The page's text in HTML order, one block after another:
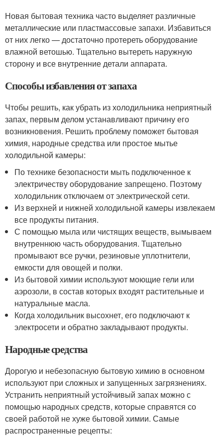
Новая бытовая техника часто выделяет различные
металлические или пластмассовые запахи. Избавиться
от них легко — достаточно протереть оборудование
влажной ветошью. Тщательно вытереть наружную
сторону и все внутренние детали аппарата.
Способы избавления от запаха
Чтобы решить, как убрать из холодильника неприятный
запах, первым делом устанавливают причину его
возникновения. Решить проблему поможет бытовая
химия, народные средства или простое мытье
холодильной камеры:
По технике безопасности мыть подключенное к
электричеству оборудование запрещено. Поэтому
холодильник отключаем от электрической сети.
Из верхней и нижней холодильной камеры извлекаем
все продукты питания.
С помощью мыла или чистящих веществ, вымываем
внутреннюю часть оборудования. Тщательно
промывают все ручки, резиновые уплотнители,
емкости для овощей и полки.
Из бытовой химии используют моющие гели или
аэрозоли, в состав которых входят растительные и
натуральные масла.
Когда холодильник высохнет, его подключают к
электросети и обратно закладывают продукты.
Народные средства
Дорогую и небезопасную бытовую химию в основном
используют при сложных и запущенных загрязнениях.
Устранить неприятный устойчивый запах можно с
помощью народных средств, которые справятся со
своей работой не хуже бытовой химии. Самые
распространенные рецепты: